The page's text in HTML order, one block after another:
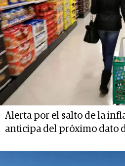
Alerta por el salto de la
anticipa del próximo dato